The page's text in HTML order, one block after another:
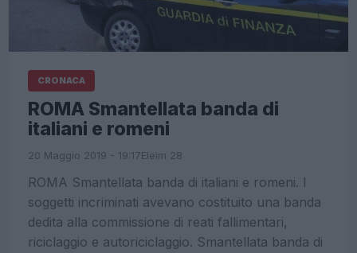
CRONACA
ROMA Smantellata banda di
italiani e romeni
20 Maggio 2019 - 19:17Eleim 28
ROMA Smantellata banda di italiani e romeni. I
soggetti incriminati avevano costituito una banda
dedita alla commissione di reati fallimentari,
riciclaggio e autoriciclaggio. Smantellata banda di